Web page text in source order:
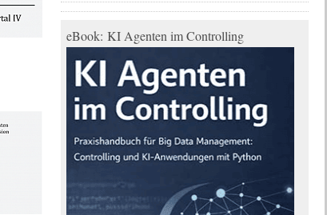
eBook: KI Agenten im Controlling